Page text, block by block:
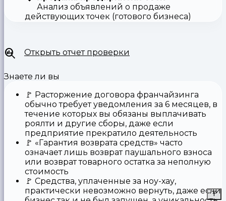
Анализ объявлений о продаже
действующих точек (готового бизнеса)
Открыть отчет проверки
Знаете ли вы
🚩 Расторжение договора франчайзинга
обычно требует уведомления за 6 месяцев, в
течение которых вы обязаны выплачивать
роялти и другие сборы, даже если
предприятие прекратило деятельность
🚩 «Гарантия возврата средств» часто
означает лишь возврат паушального взноса
или возврат товарного остатка за неполную
стоимость
🚩 Средства, уплаченные за ноу-хау,
практически невозможно вернуть, даже если